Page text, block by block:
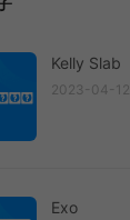
Kelly Slab
2023-04-12
Exo